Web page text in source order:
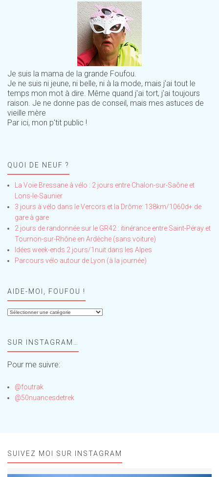
Je suis la mama de la grande Foufou.
Je ne suis ni jeune, ni belle, ni à la mode, mais j'ai tout le
temps mon mot à dire. Même quand j'ai tort, j'ai toujours
raison. Je ne donne pas de conseil, mais mes astuces de
vieille mère
Par ici, mon p'tit public !
QUOI DE NEUF ?
La Voie Bressane à vélo : 2 jours entre Chalon-sur-Saône et
Lons-le-Saunier
3 jours à vélo dans le Vercors et la Drôme: 138km/1060d+ de
gare à gare
2 jours de randonnée sur le GR42 : itinérance entre Saint-Péray et
Tournon-sur-Rhône en Ardèche (sans voiture)
Idées week-ends 2 jours/1nuit dans les Alpes
Parcours vélo autour de Lyon (à la journée)
AIDE-MOI, FOUFOU !
Aide-
!SUR INSTAGRAM…
Pour me suivre:
@foutrak
@50nuancesdetrek
SUIVEZ MOI SUR INSTAGRAM